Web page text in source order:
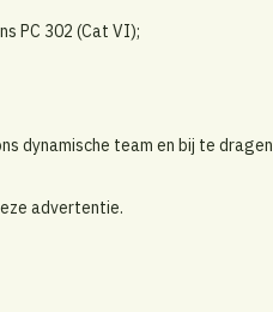
PC 302 (Cat VI);
dynamische team en bij te
advertentie.